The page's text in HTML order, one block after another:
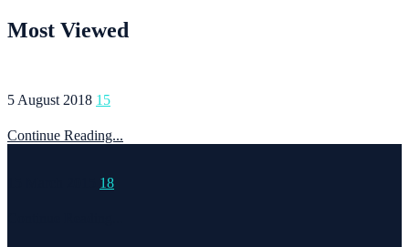
Most Viewed
5 August 2018 15
Continue Reading...
18